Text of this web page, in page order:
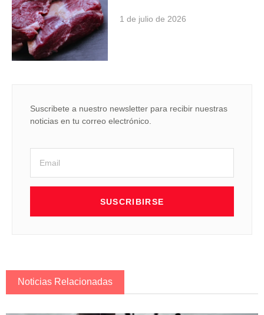
1 de julio de 2026
Suscribete a nuestro newsletter para recibir nuestras
noticias en tu correo electrónico.
SUSCRIBIRSE
Noticias Relacionadas